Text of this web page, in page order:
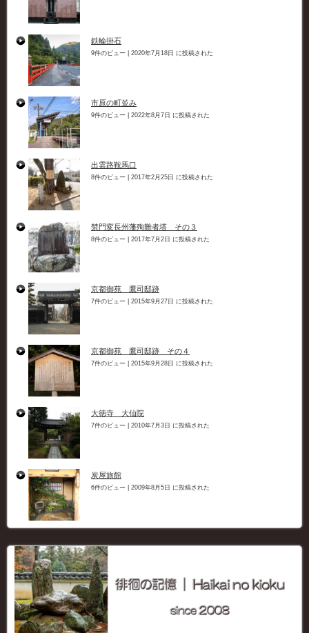
鉄輪掛石
9件のビュー 2020年7月18日 に投稿された
市原の町並み
9件のビュー 2022年8月7日 に投稿された
出雲路鞍馬口
8件のビュー 2017年2月25日 に投稿された
禁門変長州藩殉難者塔 その３
8件のビュー 2017年7月2日 に投稿された
京都御苑 鷹司邸跡
7件のビュー 2015年9月27日 に投稿された
京都御苑 鷹司邸跡 その４
7件のビュー 2015年9月28日 に投稿された
大徳寺 大仙院
7件のビュー 2010年7月3日 に投稿された
炭屋旅館
6件のビュー 2009年8月5日 に投稿された